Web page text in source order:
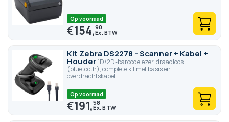
Op voorraad
€154,90
Kit Zebra DS2278 - Scanner + Kabel +
Houder1D/2D-barcodelezer, draadloos
(bluetooth), complete kit met basis en
overdrachtskabel.
Op voorraad
€191,58